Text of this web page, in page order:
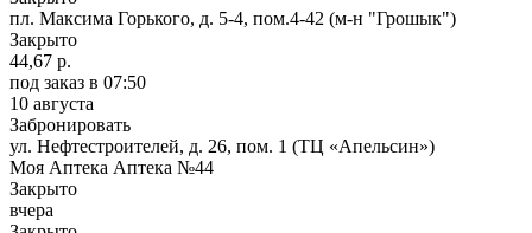
пл. Максима Горького, д. 5-4, пом.4-42​ (м-н "Грошык")
Закрыто
44,67 р.
под заказ в 07:50
10 августа
Забронировать
ул. Нефтестроителей, д. 26, пом. 1 (ТЦ «Апельсин»)
Моя Аптека Аптека №44
Закрыто
вчера